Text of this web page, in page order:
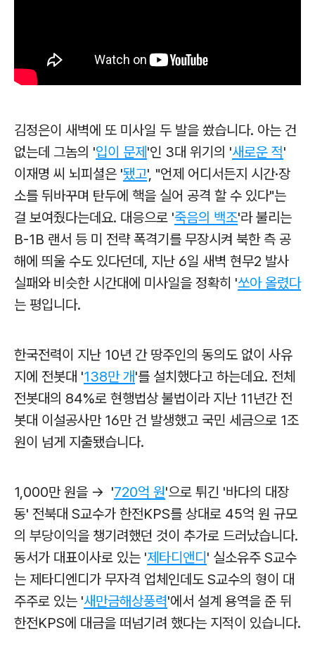
김정은이 새벽에 또 미사일 두 발을 쐈습니다. 아는 건
없는데 그놈의 '입이 문제 '인 3대 위기의 '새로운 적'
이재명 씨 뇌피셜은 '됐고', "언제 어디서든지 시간·장
소를 뒤바꾸며 탄두에 핵을 실어 공격 할 수 있다"는
걸 보여줬다는데요. 대응으로 '죽음의 백조'라 불리는
B-1B 랜서 등 미 전략 폭격기를 무장시켜 북한 측 공
해에 띄울 수도 있다던데, 지난 6일 새벽 현무2 발사
실패와 비슷한 시간대에 미사일을 정확히 '쏘아 올렸다
는 평입니다.
한국전력이 지난 10년 간 땅주인의 동의도 없이 사유
지에 전봇대 '138만 개'를 설치했다고 하는데요. 전체
전봇대의 84%로 현행법상 불법이라 지난 11년간 전
봇대 이설공사만 16만 건 발생했고 국민 세금으로 1조
원이 넘게 지출됐습니다.
1,000만 원을 → '720억 원'으로 튀긴 '바다의 대장
동' 전북대 S교수가 한전KPS를 상대로 45억 원 규모
의 부당이익을 챙기려했던 것이 추가로 드러났습니다.
동서가 대표이사로 있는 '제타디앤디 ' 실소유주 S교수
는 제타디엔디가 무자격 업체인데도 S교수의 형이 대
주주로 있는 '새만금해상풍력'에서 설계 용역을 준 뒤
한전KPS에 대금을 떠넘기려 했다는 지적이 있습니다.